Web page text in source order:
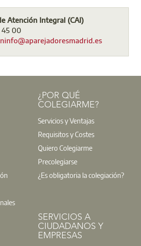
Atención Integral (CAI)
45 00
¿POR QUÉ
COLEGIARME?
Servicios y Ventajas
Requisitos y Costes
Quiero Colegiarme
Precolegiarse
¿Es obligatoria la colegiación?
SERVICIOS A
CIUDADANOS Y
EMPRESAS